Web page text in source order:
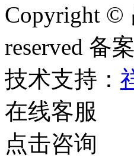
Copyright ©
reserved 备
技术支持：
在线客服
点击咨询